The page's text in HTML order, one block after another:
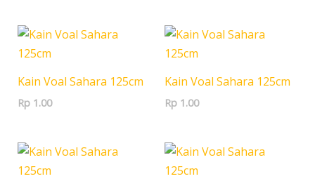
Kain Voal Sahara 125cm
Rp1.00
Kain Voal Sahara 125cm
Rp 1.00